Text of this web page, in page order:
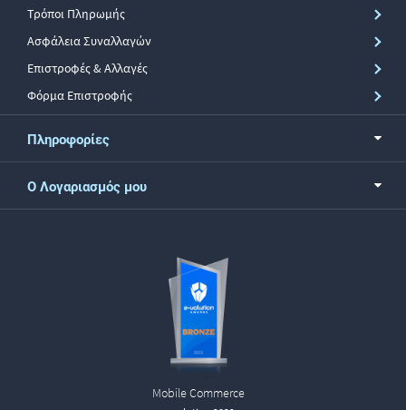
Τρόποι Πληρωμής
Ασφάλεια Συναλλαγών
Επιστροφές & Αλλαγές
Φόρμα Επιστροφής
Πληροφορίες
Ο Λογαριασμός μου
Mobile Commerce